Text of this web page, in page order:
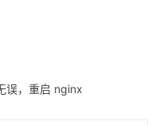
误，重启 nginx